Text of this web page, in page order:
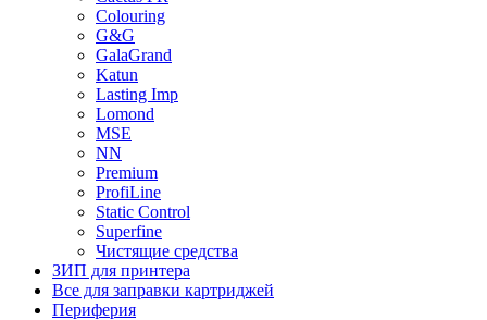
Colouring
G&G
GalaGrand
Katun
Lasting Imp
Lomond
MSE
NN
Premium
ProfiLine
Static Control
Superfine
Чистящие средства
ЗИП для принтера
Все для заправки картриджей
Периферия